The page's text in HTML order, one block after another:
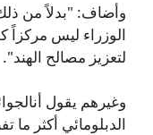
وأضاف: "بدلاً من
الوزراء ليس مركزاً
لتعزيز مصالح الهند".
وغيرهم يقول
الدبلومائي أكثر ما